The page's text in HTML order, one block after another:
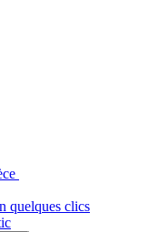
quelques clics